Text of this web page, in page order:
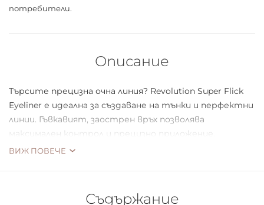
потребители.
Описание
Търсите прецизна очна линия? Revolution Super Flick
Eyeliner е идеална за създаване на тънки и перфектни
линии. Гъвкавият, заострен връх позволява
максимален контрол и прецизно приложение.
ВИЖ ПОВЕЧЕ
Съдържание